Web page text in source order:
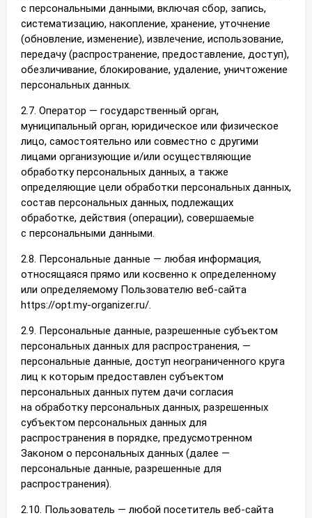
с персональными данными, включая сбор, запись,
систематизацию, накопление, хранение, уточнение
(обновление, изменение), извлечение, использование,
передачу (распространение, предоставление, доступ),
обезличивание, блокирование, удаление, уничтожение
персональных данных.
2.7. Оператор — государственный орган,
муниципальный орган, юридическое или физическое
лицо, самостоятельно или совместно с другими
лицами организующие и/или осуществляющие
обработку персональных данных, а также
определяющие цели обработки персональных данных,
состав персональных данных, подлежащих
обработке, действия (операции), совершаемые
с персональными данными.
2.8. Персональные данные — любая информация,
относящаяся прямо или косвенно к определенному
или определяемому Пользователю веб-сайта
https://opt.my-organizer.ru/.
2.9. Персональные данные, разрешенные субъектом
персональных данных для распространения, —
персональные данные, доступ неограниченного круга
лиц к которым предоставлен субъектом
персональных данных путем дачи согласия
на обработку персональных данных, разрешенных
субъектом персональных данных для
распространения в порядке, предусмотренном
Законом о персональных данных (далее —
персональные данные, разрешенные для
распространения).
2.10. Пользователь — любой посетитель веб-сайта